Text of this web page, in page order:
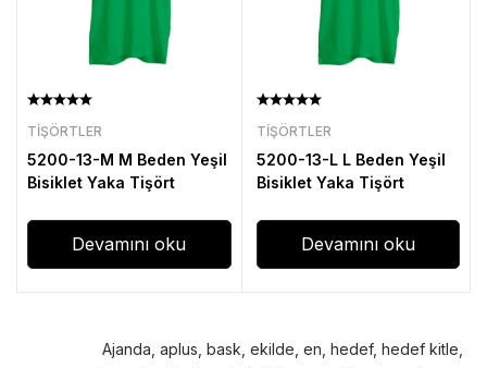
TIŞÖRTLER
5200-13-M M Beden Yeşil
Bisiklet Yaka Tişört
Devamını oku
TIŞÖRTLER
5200-13-L L Beden Yeşil
Bisiklet Yaka Tişört
Devamını oku
Ajanda aplus bask ekilde en hedef, hedef kitle